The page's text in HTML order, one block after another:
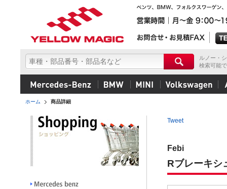
ルノー・
検索可能
ホーム 商品詳細
Tweet
Febi
Rブレーキシ